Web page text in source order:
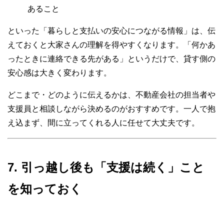
あること
といった「暮らしと支払いの安心につながる情報」は、伝
えておくと大家さんの理解を得やすくなります。「何かあ
ったときに連絡できる先がある」というだけで、貸す側の
安心感は大きく変わります。
どこまで・どのように伝えるかは、不動産会社の担当者や
支援員と相談しながら決めるのがおすすめです。一人で抱
え込まず、間に立ってくれる人に任せて大丈夫です。
7. 引っ越し後も「支援は続く」こと
を知っておく